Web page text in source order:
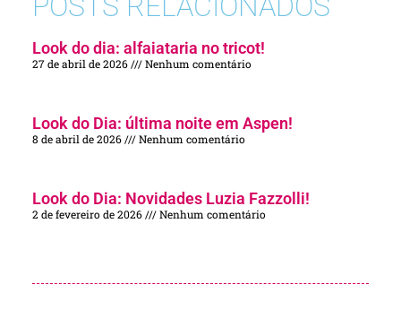
Look do dia: alfaiataria no tricot!
27 de abril de 2026 Nenhum comentário
Look do Dia: última noite em Aspen!
8 de abril de 2026 Nenhum comentário
Look do Dia: Novidades Luzia Fazzolli!
2 de fevereiro de 2026 Nenhum comentário